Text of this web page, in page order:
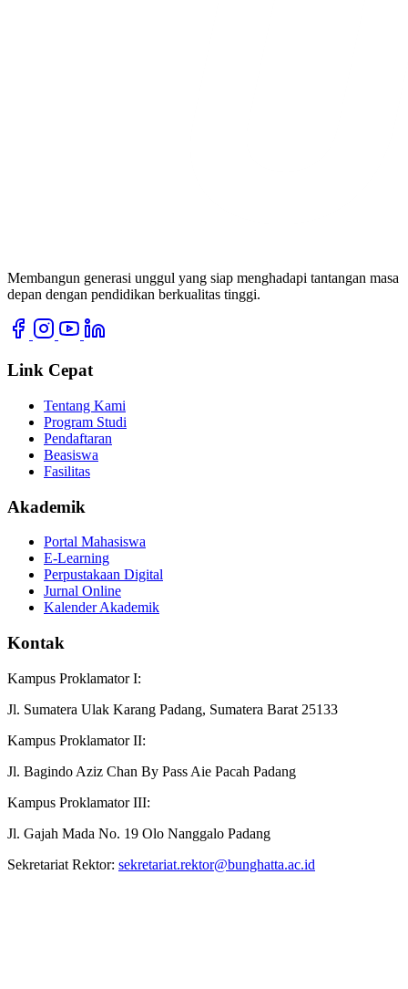
Membangun generasi unggul yang siap menghadapi tantangan masa
depan dengan pendidikan berkualitas tinggi.
Link Cepat
Tentang Kami
Program Studi
Pendaftaran
Beasiswa
Fasilitas
Akademik
Portal Mahasiswa
E-Learning
Perpustakaan Digital
Jurnal Online
Kalender Akademik
Kontak
Kampus Proklamator I:
Jl. Sumatera Ulak Karang Padang, Sumatera Barat 25133
Kampus Proklamator II:
Jl. Bagindo Aziz Chan By Pass Aie Pacah Padang
Kampus Proklamator III:
Jl. Gajah Mada No. 19 Olo Nanggalo Padang
Sekretariat Rektor: sekretariat.rektor@bunghatta.ac.id